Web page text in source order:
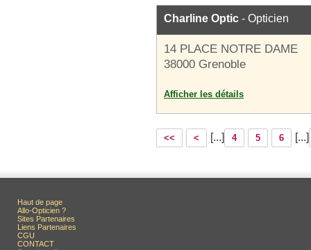
Charline Optic - Opticien
14 PLACE NOTRE DAME
38000 Grenoble
Afficher les détails
<< < [...] 4 5 6 [...]
Haut de page
Allo-Opticien ?
Sites Partenaires
Liens Partenaires
CGU
CONTACT